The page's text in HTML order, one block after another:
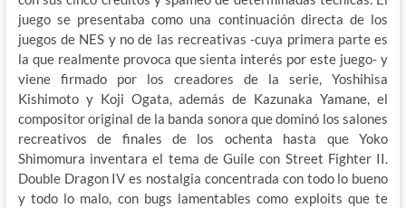
juego se presentaba como una continuación directa de los
juegos de NES y no de las recreativas -cuya primera parte es
la que realmente provoca que sienta interés por este juego- y
viene firmado por los creadores de la serie, Yoshihisa
Kishimoto y Koji Ogata, además de Kazunaka Yamane, el
compositor original de la banda sonora que dominó los salones
recreativos de finales de los ochenta hasta que Yoko
Shimomura inventara el tema de Guile con Street Fighter II.
Double Dragon IV es nostalgia concentrada con todo lo bueno
y todo lo malo, con bugs lamentables como exploits que te